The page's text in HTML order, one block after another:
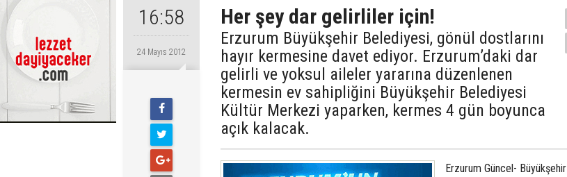
16:58
24 Mayıs 2012
Her şey dar gelirliler için!
Erzurum Büyükşehir Belediyesi, gönül dostlarını
hayır kermesine davet ediyor. Erzurum’daki dar
gelirli ve yoksul aileler yararına düzenlenen
kermesin ev sahipliğini Büyükşehir Belediyesi
Kültür Merkezi yaparken, kermes 4 gün boyunca
açık kalacak.
Erzurum Güncel- Büyükşehir